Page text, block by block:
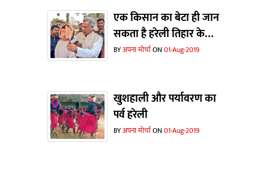
हिला रही है?
एक किसान का बेटा ही जान
सकता है हरेली तिहार के
मायने
BYअपना मोर्चाON01-Aug-2019
खुशहाली और पर्यावरण का
पर्व हरेली
BYअपना मोर्चाON01-Aug-2019